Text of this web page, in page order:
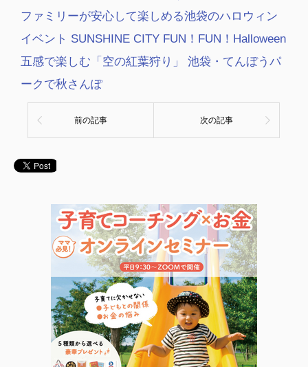
ファミリーが安心して楽しめる池袋のハロウィン
イベント SUNSHINE CITY FUN！FUN！Halloween
五感で楽しむ「空の紅葉狩り」 池袋・てんぼうパ
ークで秋さんぽ
前の記事 次の記事